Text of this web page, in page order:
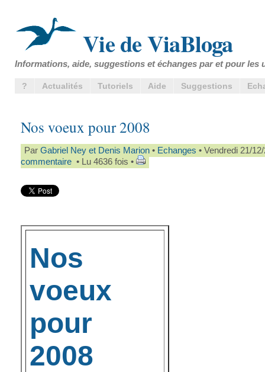
Vie de ViaBloga
Informations, aide, suggestions et échanges par et pour les
? Actualités Tutoriels Aide Suggestions
Nos voeux pour 2008
Par Gabriel Ney et Denis Marion • Echanges • Vendredi 21/
commentaire • Lu 4636 fois •
Nos
voeux
pour
2008